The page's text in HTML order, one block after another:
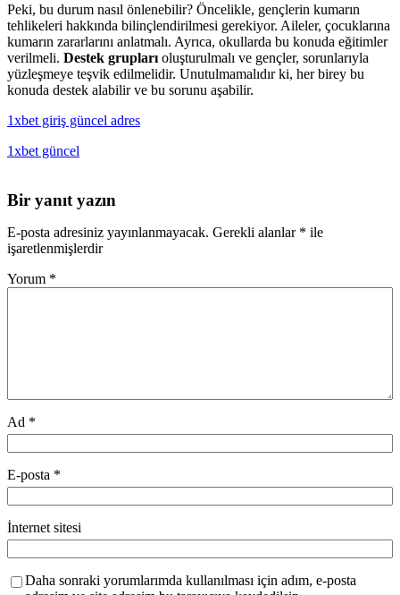
Peki, bu durum nasıl önlenebilir? Öncelikle, gençlerin kumarın
tehlikeleri hakkında bilinçlendirilmesi gerekiyor. Aileler, çocuklarına
kumarın zararlarını anlatmalı. Ayrıca, okullarda bu konuda eğitimler
verilmeli. Destek grupları oluşturulmalı ve gençler, sorunlarıyla
yüzleşmeye teşvik edilmelidir. Unutulmamalıdır ki, her birey bu
konuda destek alabilir ve bu sorunu aşabilir.
1xbet giriş güncel adres
1xbet güncel
Bir yanıt yazın
E-posta adresiniz yayınlanmayacak. Gerekli alanlar * ile
işaretlenmişlerdir
Yorum *
Ad *
E-posta *
İnternet sitesi
Daha sonraki yorumlarımda kullanılması için adım, e-posta